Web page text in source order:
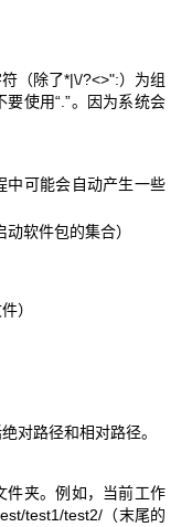
（除了*|\/?<>":）为组
使用“.”。因为系统会
中可能会自动产生一些
软件包的集合）
）
对路径和相对路径。
件夹。例如，当前工作
test1/test2/（末尾的